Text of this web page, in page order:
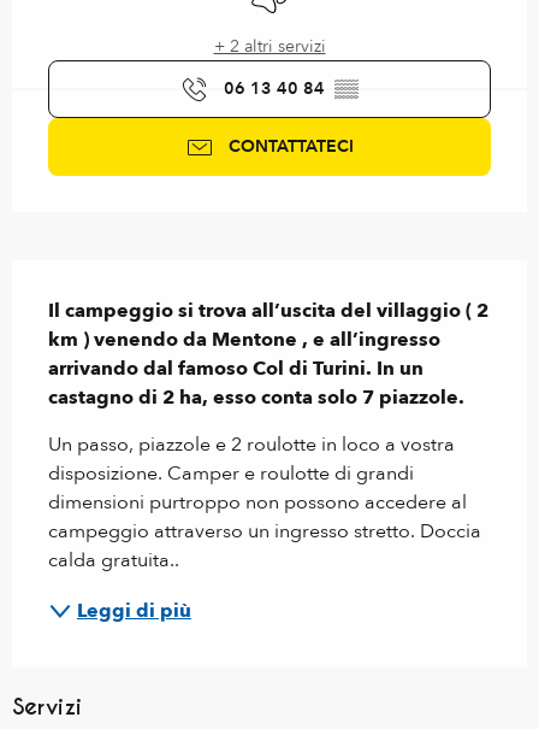
+ 2 altri servizi
06 13 40 84 ▒▒
CONTATTATECI
Il campeggio si trova all’uscita del villaggio ( 2
km ) venendo da Mentone , e all’ingresso
arrivando dal famoso Col di Turini. In un
castagno di 2 ha, esso conta solo 7 piazzole.
Un passo, piazzole e 2 roulotte in loco a vostra
disposizione. Camper e roulotte di grandi
dimensioni purtroppo non possono accedere al
campeggio attraverso un ingresso stretto. Doccia
calda gratuita..
Leggi di più
Servizi